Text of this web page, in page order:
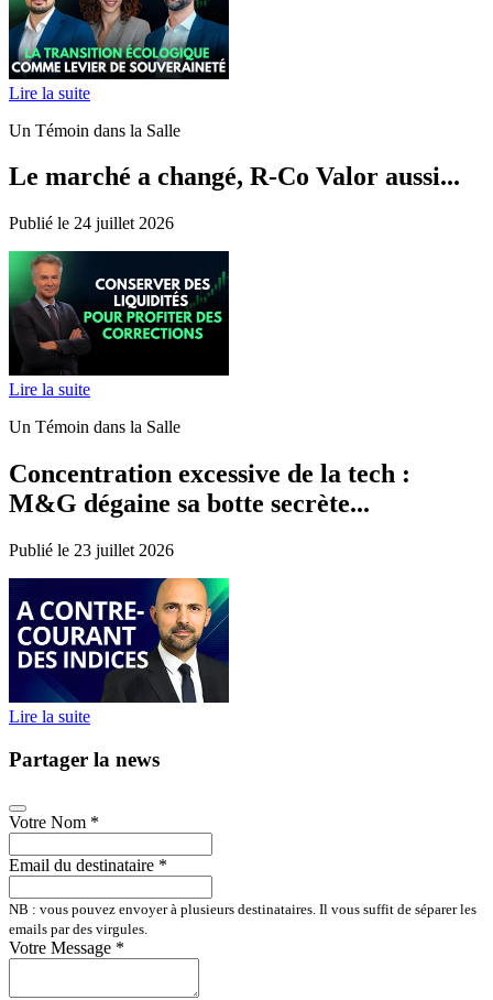
Lire la suite
Un Témoin dans la Salle
Le marché a changé, R-Co Valor aussi...
Publié le 24 juillet 2026
Lire la suite
Un Témoin dans la Salle
Concentration excessive de la tech :
M&G dégaine sa botte secrète...
Publié le 23 juillet 2026
Lire la suite
Partager la news
Votre Nom *
Email du destinataire *
NB : vous pouvez envoyer à plusieurs destinataires. Il vous suffit de séparer les
emails par des virgules.
Votre Message *